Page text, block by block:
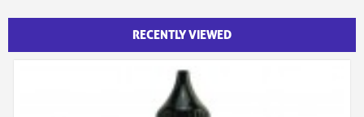
RECENTLY VIEWED